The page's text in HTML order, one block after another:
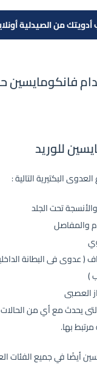
من الصيدلية
فانكومايسين
للوريد
البكتيرية التالية :
تحت الجلد
والمفاصل
( عدوى فى البطانة
)
العصبى
يحدث مع أي من الحالات
بها.
أيضًا في جميع الفئات